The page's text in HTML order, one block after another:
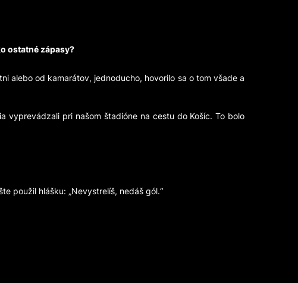
ostatné zápasy?
alebo od kamarátov, jednoducho, hovorilo sa o tom všade a
vyprevádzali pri našom štadióne na cestu do Košíc. To bolo
použil hlášku: „Nevystrelíš, nedáš gól.“